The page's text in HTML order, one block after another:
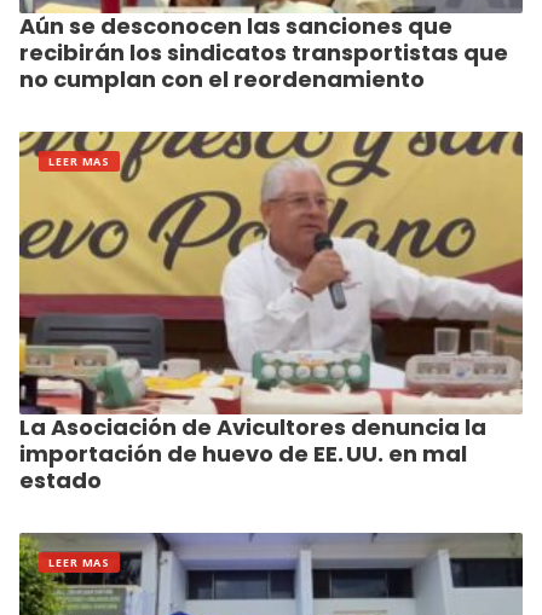
Aún se desconocen las sanciones que
recibirán los sindicatos transportistas que
no cumplan con el reordenamiento
LEER MAS
La Asociación de Avicultores denuncia la
importación de huevo de EE. UU. en mal
estado
LEER MAS